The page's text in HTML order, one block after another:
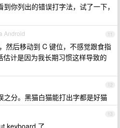
你列出的错误打字法，试了一下，
11
Android
然后移动到 C 键位，不感觉跟食指
计是因为我长期习惯这样导致的
12
之分。黑猫白猫能打出字都是好猫
13
keyboard 了